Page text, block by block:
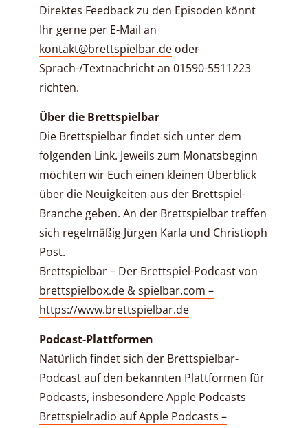
Direktes Feedback zu den Episoden könnt
Ihr gerne per E-Mail an
kontakt@brettspielbar.de oder
Sprach-/Textnachricht an 01590-5511223
richten.
Über die Brettspielbar
Die Brettspielbar findet sich unter dem
folgenden Link. Jeweils zum Monatsbeginn
möchten wir Euch einen kleinen Überblick
über die Neuigkeiten aus der Brettspiel-
Branche geben. An der Brettspielbar treffen
sich regelmäßig Jürgen Karla und Christioph
Post.
Brettspielbar – Der Brettspiel-Podcast von
brettspielbox.de & spielbar.com –
https://www.brettspielbar.de
Podcast-Plattformen
Natürlich findet sich der Brettspielbar-
Podcast auf den bekannten Plattformen für
Podcasts, insbesondere Apple Podcasts
Brettspielradio auf Apple Podcasts –